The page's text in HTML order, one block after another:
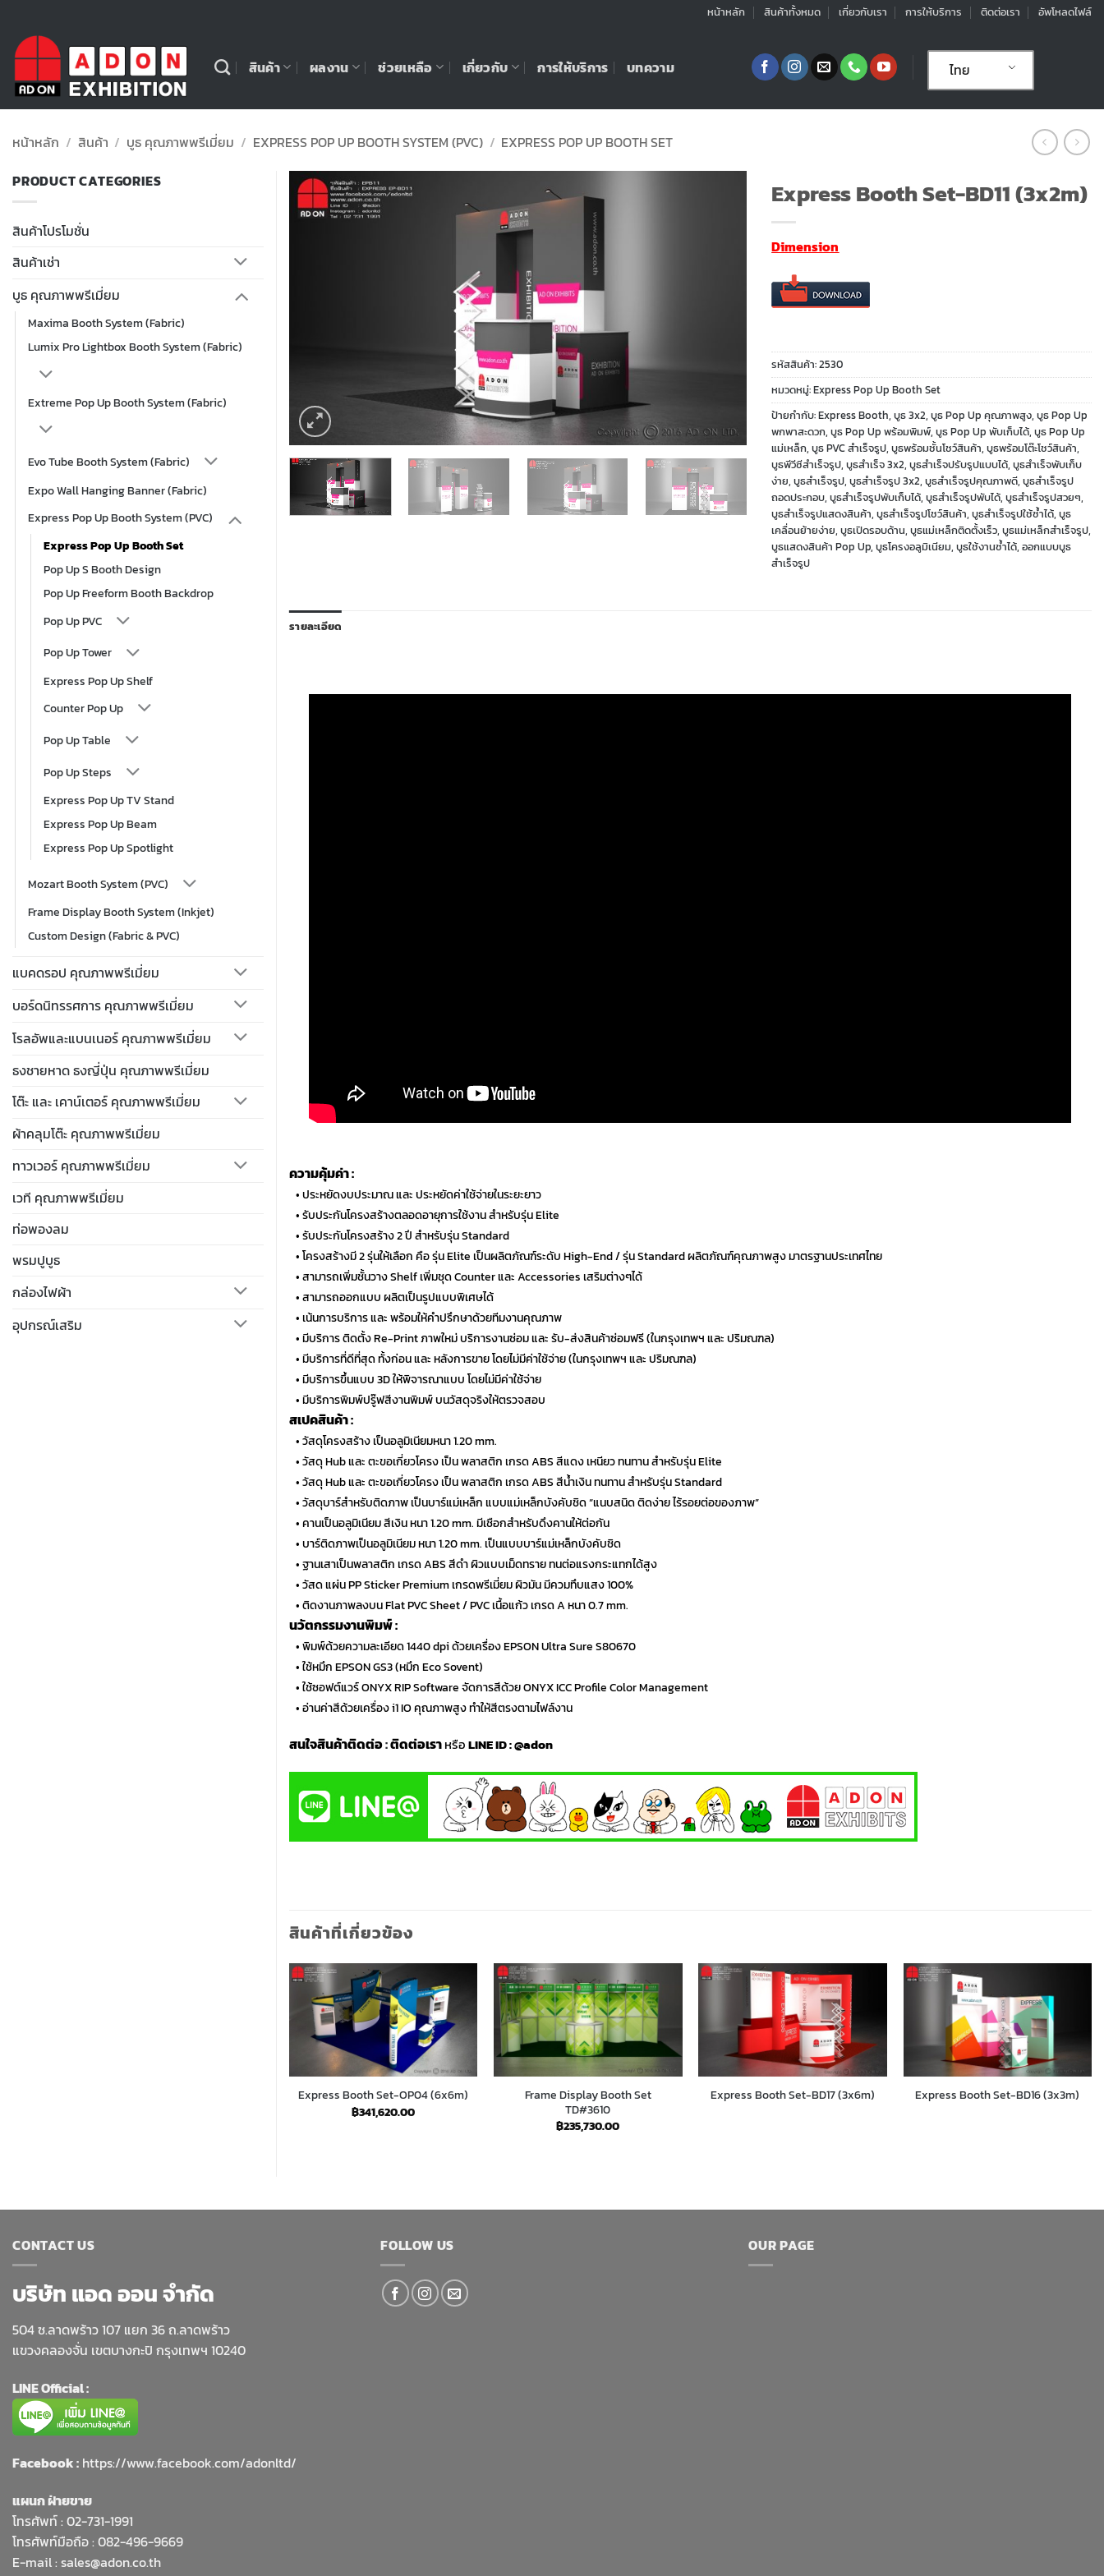
หน้าหลัก สินค้าทั้งหมด เกี่ยวกับเรา การให้บริการ ติดต่อเรา อัพโหลดไฟล์
สินค้า ผลงาน ช่วยเหลือ เกี่ยวกับ การให้บริการ บทความ ไทย
หน้าหลัก / สินค้า / บูธ คุณภาพพรีเมี่ยม / EXPRESS POP UP BOOTH SYSTEM (PVC) / EXPRESS POP UP BOOTH SET
PRODUCT CATEGORIES
สินค้าโปรโมชั่น
สินค้าเช่า
บูธ คุณภาพพรีเมี่ยม
Maxima Booth System (Fabric)
Lumix Pro Lightbox Booth System (Fabric)
Extreme Pop Up Booth System (Fabric)
Evo Tube Booth System (Fabric)
Expo Wall Hanging Banner (Fabric)
Express Pop Up Booth System (PVC)
Express Pop Up Booth Set
Pop Up S Booth Design
Pop Up Freeform Booth Backdrop
Pop Up PVC
Pop Up Tower
Express Pop Up Shelf
Counter Pop Up
Pop Up Table
Pop Up Steps
Express Pop Up TV Stand
Express Pop Up Beam
Express Pop Up Spotlight
Mozart Booth System (PVC)
Frame Display Booth System (Inkjet)
Custom Design (Fabric & PVC)
แบคดรอป คุณภาพพรีเมี่ยม
บอร์ดนิทรรศการ คุณภาพพรีเมี่ยม
โรลอัพและแบนเนอร์ คุณภาพพรีเมี่ยม
ธงชายหาด ธงญี่ปุ่น คุณภาพพรีเมี่ยม
โต๊ะ และ เคาน์เตอร์ คุณภาพพรีเมี่ยม
ผ้าคลุมโต๊ะ คุณภาพพรีเมี่ยม
ทาวเวอร์ คุณภาพพรีเมี่ยม
เวที คุณภาพพรีเมี่ยม
ท่อพองลม
พรมปูบูธ
กล่องไฟผ้า
อุปกรณ์เสริม
Express Booth Set-BD11 (3x2m)
Dimension
รหัสสินค้า:2530
หมวดหมู่:Express Pop Up Booth Set
ป้ายกำกับ:Express Booth,บูธ 3x2,บูธ Pop Up คุณภาพสูง,บูธ Pop Up
พกพาสะดวก,บูธ Pop Up พร้อมพิมพ์,บูธ Pop Up พับเก็บได้,บูธ Pop Up
แม่เหล็ก,บูธ PVC สำเร็จรูป,บูธพร้อมชั้นโชว์สินค้า,บูธพร้อมโต๊ะโชว์สินค้า,
บูธพีวีซีสำเร็จรูป,บูธสำเร็จ 3x2,บูธสำเร็จปรับรูปแบบได้,บูธสำเร็จพับเก็บ
ง่าย,บูธสำเร็จรูป,บูธสำเร็จรูป 3x2,บูธสำเร็จรูปคุณภาพดี,บูธสำเร็จรูป
ถอดประกอบ,บูธสำเร็จรูปพับเก็บได้,บูธสำเร็จรูปพับได้,บูธสำเร็จรูปสวยๆ,
บูธสำเร็จรูปแสดงสินค้า,บูธสำเร็จรูปโชว์สินค้า,บูธสำเร็จรูปใช้ซ้ำได้,บูธ
เคลื่อนย้ายง่าย,บูธเปิดรอบด้าน,บูธแม่เหล็กติดตั้งเร็ว,บูธแม่เหล็กสำเร็จรูป,
บูธแสดงสินค้า Pop Up,บูธโครงอลูมิเนียม,บูธใช้งานซ้ำได้,ออกแบบบูธ
สำเร็จรูป
รายละเอียด
ความคุ้มค่า :
• ประหยัดงบประมาณ และ ประหยัดค่าใช้จ่ายในระยะยาว
• รับประกันโครงสร้างตลอดอายุการใช้งาน สำหรับรุ่น Elite
• รับประกันโครงสร้าง 2 ปี สำหรับรุ่น Standard
• โครงสร้างมี 2 รุ่นให้เลือก คือ รุ่น Elite เป็นผลิตภัณฑ์ระดับ High-End / รุ่น Standard ผลิตภัณฑ์คุณภาพสูง มาตรฐานประเทศไทย
• สามารถเพิ่มชั้นวาง Shelf เพิ่มชุด Counter และ Accessories เสริมต่างๆได้
• สามารถออกแบบ ผลิตเป็นรูปแบบพิเศษได้
• เน้นการบริการ และ พร้อมให้คำปรึกษาด้วยทีมงานคุณภาพ
• มีบริการ ติดตั้ง Re-Print ภาพใหม่ บริการงานซ่อม และ รับ-ส่งสินค้าซ่อมฟรี (ในกรุงเทพฯ และ ปริมณฑล)
• มีบริการที่ดีที่สุด ทั้งก่อน และ หลังการขาย โดยไม่มีค่าใช้จ่าย (ในกรุงเทพฯ และ ปริมณฑล)
• มีบริการขึ้นแบบ 3D ให้พิจารณาแบบ โดยไม่มีค่าใช้จ่าย
• มีบริการพิมพ์ปรู๊ฟสีงานพิมพ์ บนวัสดุจริงให้ตรวจสอบ
สเปคสินค้า :
• วัสดุโครงสร้าง เป็นอลูมิเนียมหนา 1.20 mm.
• วัสดุ Hub และ ตะขอเกี่ยวโครง เป็น พลาสติก เกรด ABS สีแดง เหนียว ทนทาน สำหรับรุ่น Elite
• วัสดุ Hub และ ตะขอเกี่ยวโครง เป็น พลาสติก เกรด ABS สีน้ำเงิน ทนทาน สำหรับรุ่น Standard
• วัสดุบาร์สำหรับติดภาพ เป็นบาร์แม่เหล็ก แบบแม่เหล็กบังคับชิด “แนบสนิด ติดง่าย ไร้รอยต่อของภาพ”
• คานเป็นอลูมิเนียม สีเงิน หนา 1.20 mm. มีเชือกสำหรับดึงคานให้ต่อกัน
• บาร์ติดภาพเป็นอลูมิเนียม หนา 1.20 mm. เป็นแบบบาร์แม่เหล็กบังคับชิด
• ฐานเสาเป็นพลาสติก เกรด ABS สีดำ ผิวแบบเม็ดทราย ทนต่อแรงกระแทกได้สูง
• วัสด แผ่น PP Sticker Premium เกรดพรีเมี่ยม ผิวมัน มีควมทึบแสง 100%
• ติดงานภาพลงบน Flat PVC Sheet / PVC เนื้อแก้ว เกรด A หนา 0.7 mm.
นวัตกรรมงานพิมพ์ :
• พิมพ์ด้วยความละเอียด 1440 dpi ด้วยเครื่อง EPSON Ultra Sure S80670
• ใช้หมึก EPSON GS3 (หมึก Eco Sovent)
• ใช้ซอฟต์แวร์ ONYX RIP Software จัดการสีด้วย ONYX ICC Profile Color Management
• อ่านค่าสีด้วยเครื่อง i1 IO คุณภาพสูง ทำให้สีตรงตามไฟล์งาน
สนใจสินค้าติดต่อ:ติดต่อเราหรือLINE ID :@adon
สินค้าที่เกี่ยวข้อง
Express Booth Set-OP04 (6x6m)
฿341,620.00
Frame Display Booth Set
TD#3610
฿235,730.00
Express Booth Set-BD17 (3x6m) Express Booth Set-BD16 (3x3m)
CONTACT US
บริษัท แอด ออน จำกัด
504 ซ.ลาดพร้าว 107 แยก 36 ถ.ลาดพร้าว
แขวงคลองจั่น เขตบางกะปิ กรุงเทพฯ 10240
LINE Official :
Facebook : https://www.facebook.com/adonltd/
แผนก ฝ่ายขาย
โทรศัพท์ : 02-731-1991
โทรศัพท์มือถือ : 082-496-9669
E-mail : sales@adon.co.th
FOLLOW US OUR PAGE